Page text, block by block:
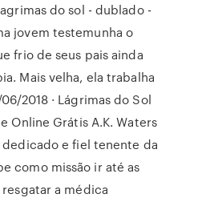
do sol - dublado -
jovem testemunha o
frio de seus pais ainda
Mais velha, ela trabalha
2018 · Lágrimas do Sol
Online Grátis A.K. Waters
dedicado e fiel tenente da
como missão ir até as
a médica